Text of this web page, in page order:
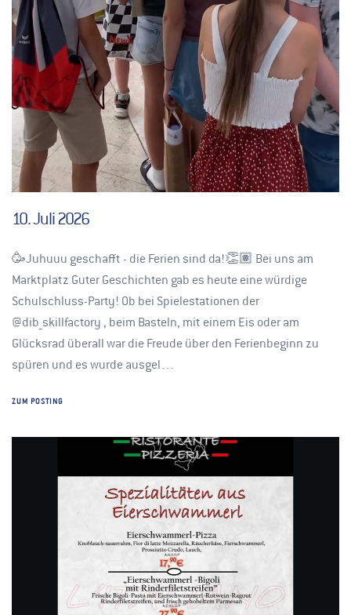
10. Juli 2026
🥳Juhuuu geschafft - die Ferien sind da!👏🏽 Bei uns am
Marktplatz Guter Geschichten gab es heute eine würdige
Schulschluss-Party! Ob bei Spielestationen der
@dib_skillfactory , beim Basteln, mit einem Eis oder am
Glücksrad überall war die Freude über den Ferienbeginn zu
spüren und es wurde ausgel…
ZUM POSTING